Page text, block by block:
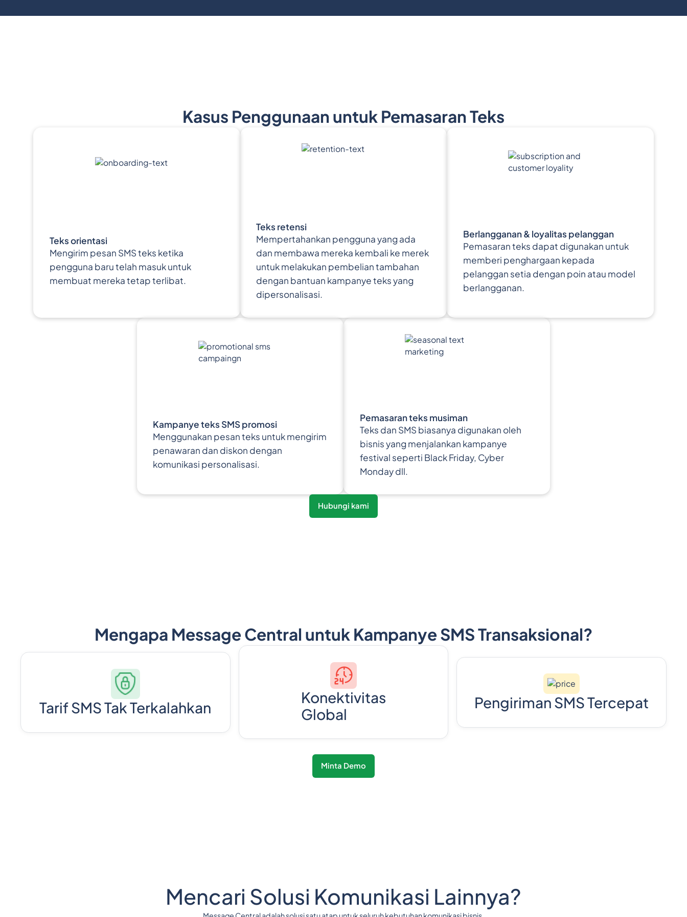
Kasus Penggunaan untuk Pemasaran Teks
Teks orientasi
Mengirim pesan SMS teks ketika
pengguna baru telah masuk untuk
membuat mereka tetap terlibat.
Teks retensi
Mempertahankan pengguna yang ada
dan membawa mereka kembali ke merek
untuk melakukan pembelian tambahan
dengan bantuan kampanye teks yang
dipersonalisasi.
Berlangganan & loyalitas pelanggan
Pemasaran teks dapat digunakan untuk
memberi penghargaan kepada
pelanggan setia dengan poin atau model
berlangganan.
Kampanye teks SMS promosi
Menggunakan pesan teks untuk mengirim
penawaran dan diskon dengan
komunikasi personalisasi.
Pemasaran teks musiman
Teks dan SMS biasanya digunakan oleh
bisnis yang menjalankan kampanye
festival seperti Black Friday, Cyber
Monday dll.
Hubungi kami
Mengapa Message Central untuk Kampanye SMS Transaksional?
Tarif SMS Tak Terkalahkan
Konektivitas
Global
Pengiriman SMS Tercepat
Minta Demo
Mencari Solusi Komunikasi Lainnya?